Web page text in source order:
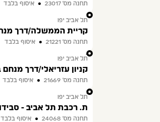
תחנה מס׳ 23017
איסוף בלבד
3
תל אביב יפו
קריית הממשלה/דרך
תחנה מס׳ 21221
איסוף בלבד
4
תל אביב יפו
קניון עזריאלי/דרך מנחם
תחנה מס׳ 21669
איסוף בלבד
5
תל אביב יפו
ת. רכבת תל אביב -
תחנה מס׳ 24068
איסוף בלבד